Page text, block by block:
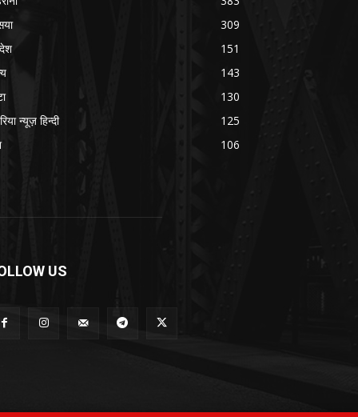
309
151
143
130
न्यूज़ हिन्दी
125
106
US